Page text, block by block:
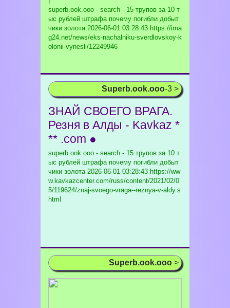
superb.ook.ooo - search - 15 трупов за 10 т
ыс рублей штрафа почему погибли добыт
чики золота2026-06-01 03:28:43 https://ima
g24.net/news/eks-nachalniku-sverdlovskoy-k
olonii-vynesli/12249946
Superb.ook.ooo-3 >
ЗНАЙ СВОЕГО ВРАГА.
Резня в Алды - Kavkaz *
** .com ●
superb.ook.ooo - search - 15 трупов за 10 т
ыс рублей штрафа почему погибли добыт
чики золота2026-06-01 03:28:43 https://ww
w.kavkazcenter.com/russ/content/2021/02/0
5/119624/znaj-svoego-vraga--reznya-v-aldy.s
html
Superb.ook.ooo >